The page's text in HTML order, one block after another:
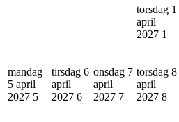
torsdag 1
april
2027 1
mandag
5 april
2027 5
tirsdag 6
april
2027 6
onsdag 7
april
2027 7
torsdag 8
april
2027 8